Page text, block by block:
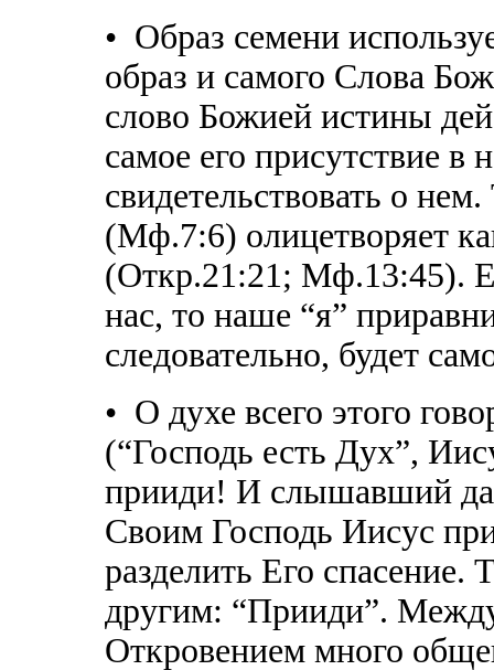
• Образ семени
образ и самого Слова
слово Божией истины
самое его присутствие в
свидетельствовать о
(Мф.7:6) олицетворяет
(Откр.21:21; Мф.13:45).
нас, то наше “я”
следовательно, будет
• О духе всего этого
(“Господь есть Дух”,
прииди! И слышавший
Своим Господь Иисус
разделить Его спасение.
другим: “Прииди”.
Откровением много